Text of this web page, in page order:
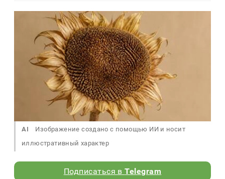
AI
Изображение создано с помощью ИИ и носит
иллюстративный характер
Подписаться вTelegram